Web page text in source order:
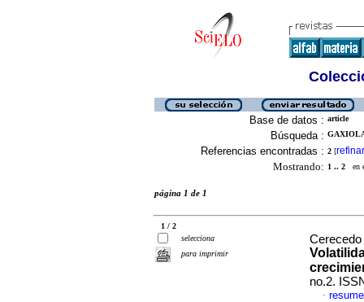
Base de datos : article
Búsqueda :
Referencias encontradas : 2 [refinar
Mostrando: 1 .. 2 en
página 1 de 1
1 / 2
selecciona
para imprimir
no.2.
·